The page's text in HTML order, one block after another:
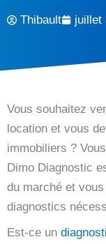
Thibault juillet
Vous souhaitez
location et vous
immobiliers ?
Dimo Diagnostic
du marché et
diagnostics
Est-ce un